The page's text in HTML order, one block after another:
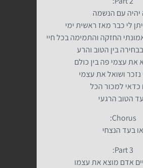
יהיה עם הנשמה
לי כבר מאז ראשית ימי
החזקה והתמימה בכל חיי
בין הטוב והרע
את עצמי פה בין כולם
נזכר ושואל את עצמי
למכור הכל
הטוב הרגעי
Chorus:
או בעד הנצחי
Part 3:
אדם מוצא את עצמו